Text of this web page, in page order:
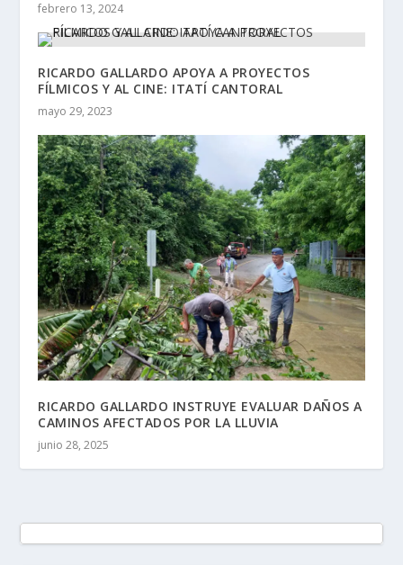
febrero 13, 2024
RICARDO GALLARDO APOYA A PROYECTOS
FÍLMICOS Y AL CINE: ITATÍ CANTORAL
mayo 29, 2023
RICARDO GALLARDO INSTRUYE EVALUAR DAÑOS A
CAMINOS AFECTADOS POR LA LLUVIA
junio 28, 2025